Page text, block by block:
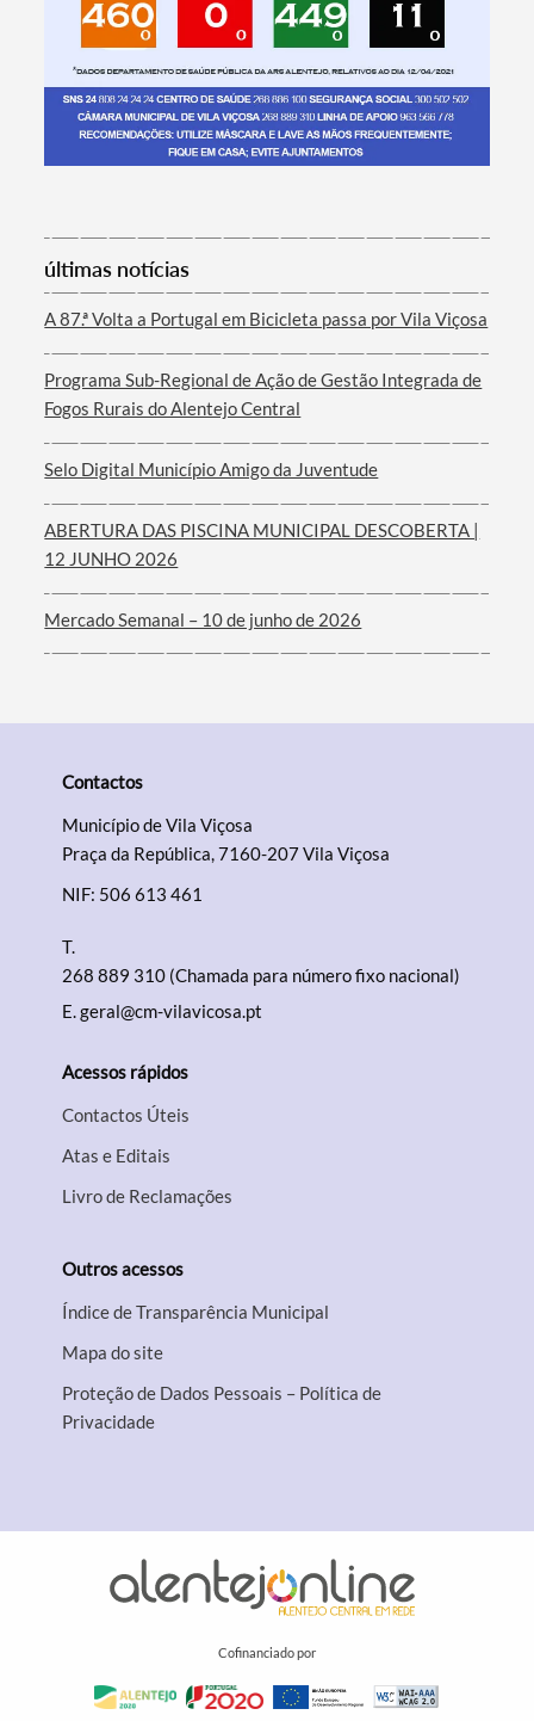
Categorias gerais
Filtros
últimas notícias
A 87.ª Volta a Portugal em Bicicleta passa por Vila Viçosa
Programa Sub-Regional de Ação de Gestão Integrada de
Fogos Rurais do Alentejo Central
Selo Digital Município Amigo da Juventude
ABERTURA DAS PISCINA MUNICIPAL DESCOBERTA |
12 JUNHO 2026
Mercado Semanal – 10 de junho de 2026
Contactos
Município de Vila Viçosa
Praça da República, 7160-207 Vila Viçosa
NIF: 506 613 461
T.
268 889 310 (Chamada para número fixo nacional)
E.geral@cm-vilavicosa.pt
Acessos rápidos
Contactos Úteis
Atas e Editais
Livro de Reclamações
Outros acessos
Índice de Transparência Municipal
Mapa do site
Proteção de Dados Pessoais – Política de
Privacidade
Cofinanciado por